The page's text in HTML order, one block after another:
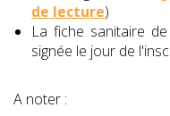
de lecture)
La fiche sanitaire
signée le jour de
A noter :